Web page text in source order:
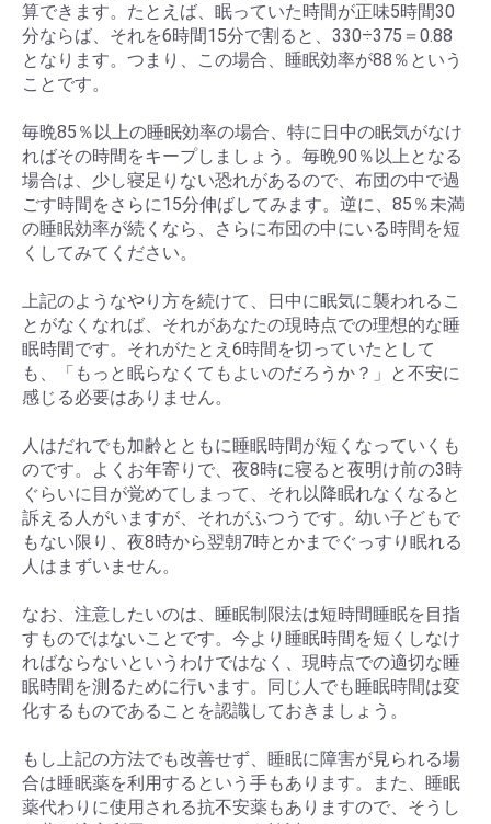
算できます。たとえば、眠っていた時間が正味5時間30
分ならば、それを6時間15分で割ると、330÷375＝0.88
となります。つまり、この場合、睡眠効率が88％という
ことです。
毎晩85％以上の睡眠効率の場合、特に日中の眠気がなけ
ればその時間をキープしましょう。毎晩90％以上となる
場合は、少し寝足りない恐れがあるので、布団の中で過
ごす時間をさらに15分伸ばしてみます。逆に、85％未満
の睡眠効率が続くなら、さらに布団の中にいる時間を短
くしてみてください。
上記のようなやり方を続けて、日中に眠気に襲われるこ
とがなくなれば、それがあなたの現時点での理想的な睡
眠時間です。それがたとえ6時間を切っていたとして
も、「もっと眠らなくてもよいのだろうか？」と不安に
感じる必要はありません。
人はだれでも加齢とともに睡眠時間が短くなっていくも
のです。よくお年寄りで、夜8時に寝ると夜明け前の3時
ぐらいに目が覚めてしまって、それ以降眠れなくなると
訴える人がいますが、それがふつうです。幼い子どもで
もない限り、夜8時から翌朝7時とかまでぐっすり眠れる
人はまずいません。
なお、注意したいのは、睡眠制限法は短時間睡眠を目指
すものではないことです。今より睡眠時間を短くしなけ
ればならないというわけではなく、現時点での適切な睡
眠時間を測るために行います。同じ人でも睡眠時間は変
化するものであることを認識しておきましょう。
もし上記の方法でも改善せず、睡眠に障害が見られる場
合は睡眠薬を利用するという手もあります。また、睡眠
薬代わりに使用される抗不安薬もありますので、そうし